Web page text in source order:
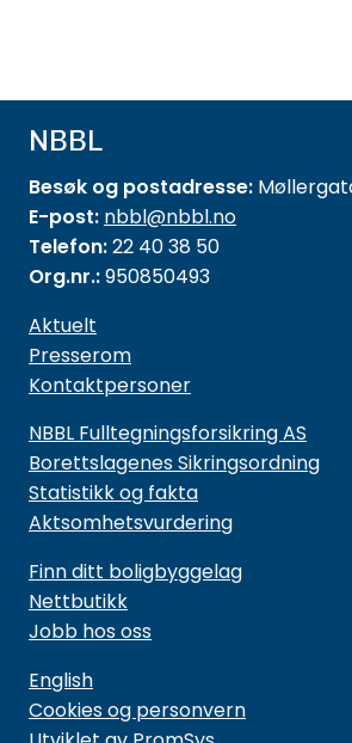
NBBL
Besøk og postadresse:
E-post: nbbl@nbbl.no
Telefon:22 40 38 50
Org.nr.:950850493
Aktuelt
Presserom
Kontaktpersoner
NBBL Fulltegningsforsikring AS
Borettslagenes Sikringsordning
Statistikk og fakta
Aktsomhetsvurdering
Finn ditt boligbyggelag
Nettbutikk
Jobb hos oss
English
Cookies og personvern